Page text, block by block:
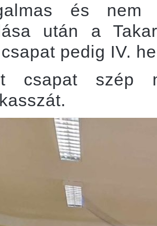
és nem
után a
pedig IV.
csapat szép